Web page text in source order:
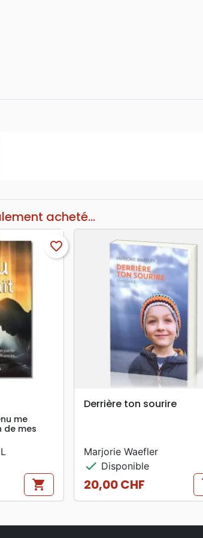
acheté...
favorite_border
me
de mes
shopping_cart
search APERÇU RAPIDE
Derrière ton sourire
Marjorie Waefler
check Disponible
Prix
20,00 CHF